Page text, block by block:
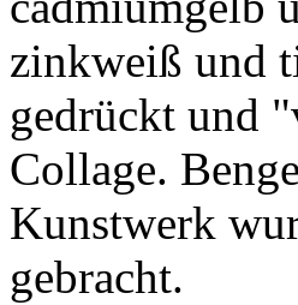
zinkweiß und
gedrückt und
Collage.
Kunstwerk
gebracht.